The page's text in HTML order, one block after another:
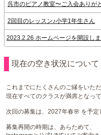
呉市のピアノ教室〜ご入会ありが
2回目のレッスン♪小学1年生さん
2023.2.26 ホームページを開設しま
現在の空き状況について
これまでにたくさんのご縁をいた
現在すべてのクラスが満席となっ
次回の募集は、2027年春🌸 を予定
募集再開の時期は、あらためて、